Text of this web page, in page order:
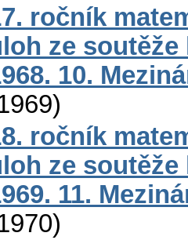
ročník
ze
10.
)
ročník
ze
11.
)